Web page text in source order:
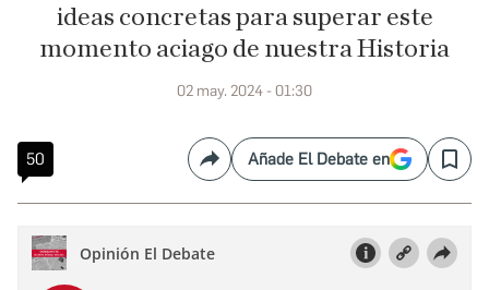
ideas concretas para superar este
momento aciago de nuestra Historia
02 may. 2024 - 01:30
50 CompartirAñade El Debate en Save